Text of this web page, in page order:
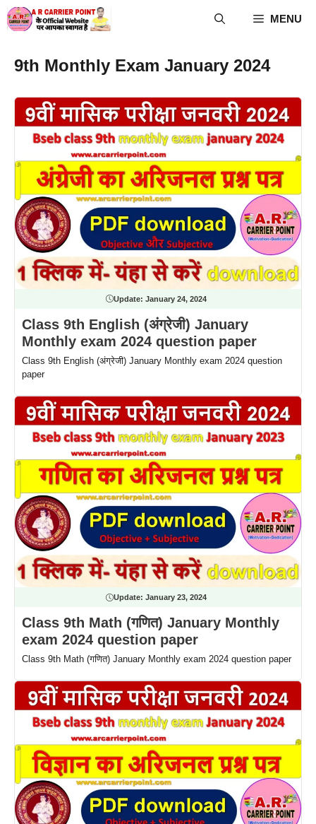
Skip
to
MENU
9th Monthly Exam January 2024
Update: January 24, 2024
Class 9th English (अंग्रेजी) January
Monthly exam 2024 question paper
Class 9th English (अंग्रेजी) January Monthly exam 2024 question
paper
Update: January 23, 2024
Class 9th Math (गणित) January Monthly
exam 2024 question paper
Class 9th Math (गणित) January Monthly exam 2024 question paper